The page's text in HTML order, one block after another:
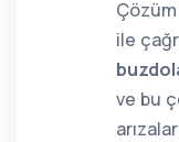
Çözüm
ile
ve bu